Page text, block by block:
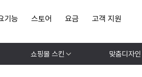
기능 스토어 요금 고객 지원
쇼핑몰 스킨 맞춤디자인